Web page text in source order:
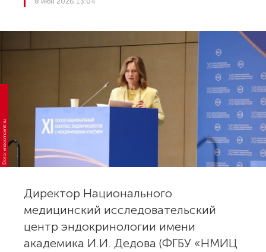
Фото: endocrincentr.ru
Директор Национального
медицинский исследовательский
центр эндокринологии имени
академика И.И. Дедова (ФГБУ «НМИЦ